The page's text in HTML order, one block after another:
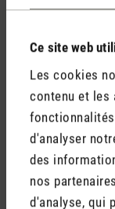
Ce site web
Les cookies
contenu et les
d'analyser
des
nos
d'analyse, qui
Les huiles
qui se tiennent